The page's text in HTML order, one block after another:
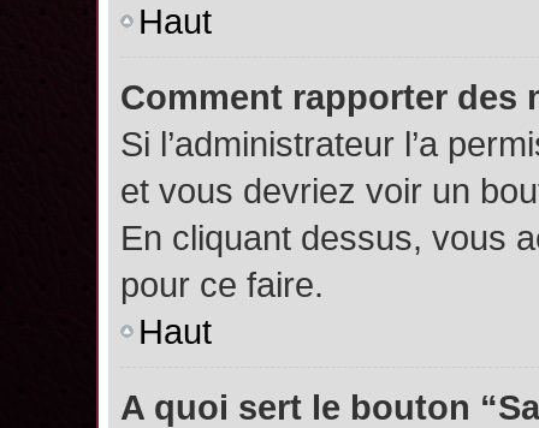
Haut
Comment rapporter des
Si l’administrateur l’a
et vous devriez voir un
En cliquant dessus, vous
pour ce faire.
Haut
A quoi sert le bouton